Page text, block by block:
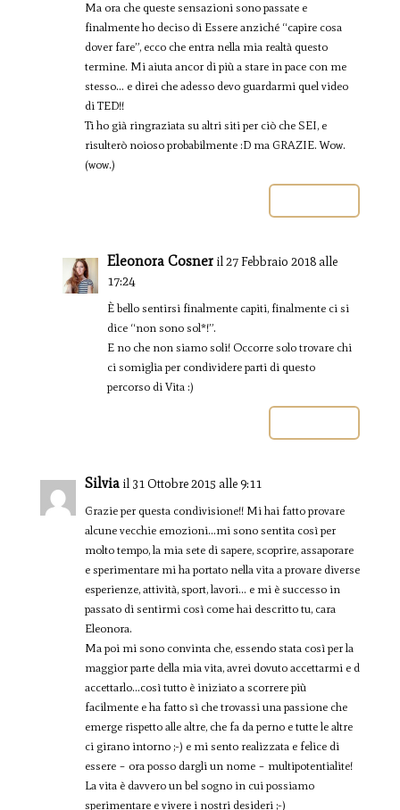
Ma ora che queste sensazioni sono passate e
finalmente ho deciso di Essere anziché “capire cosa
dover fare”, ecco che entra nella mia realtà questo
termine. Mi aiuta ancor di più a stare in pace con me
stesso… e direi che adesso devo guardarmi quel video
di TED!!
Ti ho già ringraziata su altri siti per ciò che SEI, e
risulterò noioso probabilmente :D ma GRAZIE. Wow.
(wow.)
Eleonora Cosner il 27 Febbraio 2018 alle
17:24
È bello sentirsi finalmente capiti, finalmente ci si
dice “non sono sol*!”.
E no che non siamo soli! Occorre solo trovare chi
ci somiglia per condividere parti di questo
percorso di Vita :)
Silvia il 31 Ottobre 2015 alle 9:11
Grazie per questa condivisione!! Mi hai fatto provare
alcune vecchie emozioni…mi sono sentita così per
molto tempo, la mia sete di sapere, scoprire, assaporare
e sperimentare mi ha portato nella vita a provare diverse
esperienze, attività, sport, lavori… e mi è successo in
passato di sentirmi così come hai descritto tu, cara
Eleonora.
Ma poi mi sono convinta che, essendo stata così per la
maggior parte della mia vita, avrei dovuto accettarmi e d
accettarlo…così tutto è iniziato a scorrere più
facilmente e ha fatto sì che trovassi una passione che
emerge rispetto alle altre, che fa da perno e tutte le altre
ci girano intorno ;-) e mi sento realizzata e felice di
essere – ora posso dargli un nome – multipotentialite!
La vita è davvero un bel sogno in cui possiamo
sperimentare e vivere i nostri desideri ;-)